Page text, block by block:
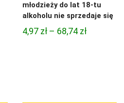
młodzieży do lat 18-tu
alkoholu nie sprzedaje się
4,97 zł – 68,74 złZakres